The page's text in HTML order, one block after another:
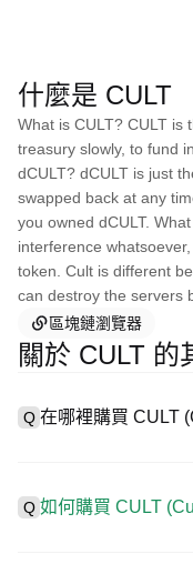
什麼是 CULT
What is CULT? CULT is
treasury slowly, to fund
dCULT? dCULT is just
swapped back at any
you owned dCULT.
interference
token. Cult is different
can destroy the servers
區塊鏈瀏覽器
關於 CULT 的
Q 在哪裡購買 CULT
戶輕鬆交易。例如，
Q 如何購買 CULT